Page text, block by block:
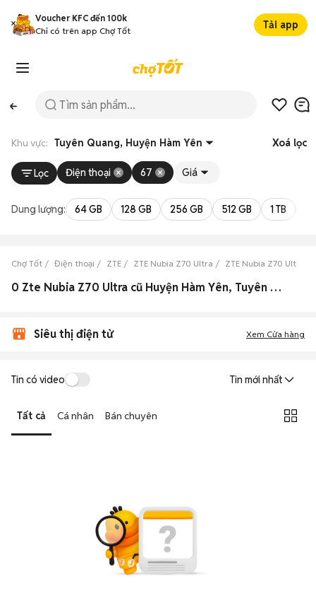
Voucher KFC đến 100k
Chỉ có trên app Chợ Tốt
Tải app
Khu vực: Tuyên Quang, Huyện Hàm Yên Xoá lọc
Lọc Điện thoại 67 Giá
Dung lượng: 64 GB 128 GB 256 GB 512 GB 1 TB
Chợ Tốt Điện thoại ZTE ZTE Nubia Z70 Ultra ZTE Nubia Z70 Ultra
0 Zte Nubia Z70 Ultra cũ Huyện Hàm Yên, Tuyên Quang đẹp
Siêu thị điện tử Xem Cửa hàng
Tin có video Tin mới nhất
Tất cả Cá nhân Bán chuyên